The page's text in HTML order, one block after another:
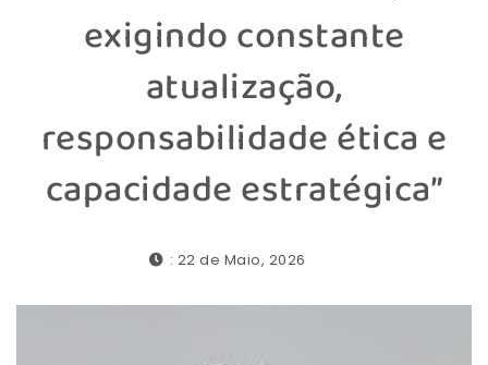
exigindo constante
atualização,
responsabilidade ética e
capacidade estratégica”
: 22 de Maio, 2026